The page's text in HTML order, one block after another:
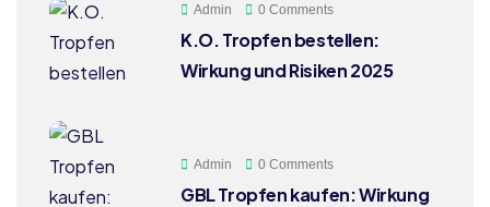
Admin 0 Comments
K.O. Tropfen bestellen:
Wirkung und Risiken 2025
Admin 0 Comments
GBL Tropfen kaufen: Wirkung